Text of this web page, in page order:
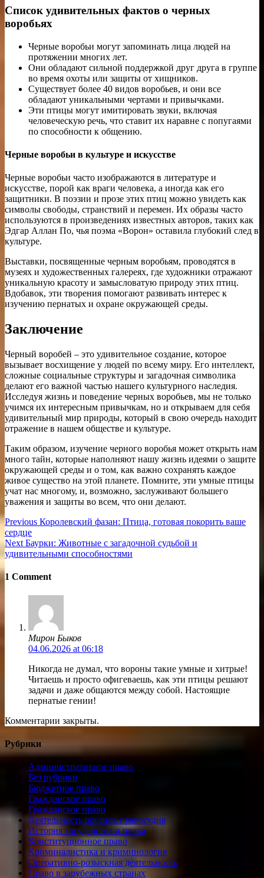
Список удивительных фактов о черных
воробьях
Черные воробьи могут запоминать лица людей на
протяжении многих лет.
Они обладают сильной поддержкой друг друга в группе
во время охоты или защиты от хищников.
Существует более 40 видов воробьев, и они все
обладают уникальными чертами и привычками.
Эти птицы могут имитировать звуки, включая
человеческую речь, что ставит их наравне с попугаями
по способности к общению.
Черные воробьи в культуре и искусстве
Черные воробьи часто изображаются в литературе и
искусстве, порой как враги человека, а иногда как его
защитники. В поэзии и прозе этих птиц можно увидеть как
символы свободы, странствий и перемен. Их образы часто
используются в произведениях известных авторов, таких как
Эдгар Аллан По, чья поэма «Ворон» оставила глубокий след в
культуре.
Выставки, посвященные черным воробьям, проводятся в
музеях и художественных галереях, где художники отражают
уникальную красоту и замысловатую природу этих птиц.
Вдобавок, эти творения помогают развивать интерес к
изучению пернатых и охране окружающей среды.
Заключение
Черный воробей – это удивительное создание, которое
вызывает восхищение у людей по всему миру. Его интеллект,
сложные социальные структуры и загадочная символика
делают его важной частью нашего культурного наследия.
Исследуя жизнь и поведение черных воробьев, мы не только
учимся их интересным привычкам, но и открываем для себя
удивительный мир природы, который в свою очередь находит
отражение в нашем обществе и культуре.
Таким образом, изучение черного воробья может открыть нам
много тайн, которые наполняют нашу жизнь идеями о защите
окружающей среды и о том, как важно сохранять каждое
живое существо на этой планете. Помните, эти умные птицы
учат нас многому, и, возможно, заслуживают большего
уважения и защиты во всем, что они делают.
Навигация
по
записям
Previous Previous
Королевский фазан: Птица, готовая покорить ваше
сердце
Next Next
post:
Баурки: Животные с загадочной судьбой и
удивительными способностями
1 Comment
Мирон Быков
04.06.2026 at 06:18
Никогда не думал, что вороны такие умные и хитрые!
Читаешь и просто офигеваешь, как эти птицы решают
задачи и даже общаются между собой. Настоящие
пернатые гении!
Комментарии закрыты.
Рубрики
Административное право
Без рубрики
Бюджетное право
Гражданское право
Гражданское право
Деятельность органов правосудия
История государства и права
Конституционное право
Криминалистика и криминология
Оперативно-розыскная деятельность
Право в зарубежных странах